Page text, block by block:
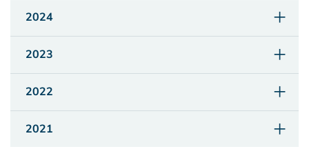
2024
2023
2022
2021